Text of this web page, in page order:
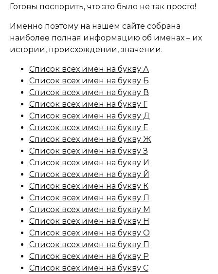
Готовы поспорить, что это было не так просто!
Именно поэтому на нашем сайте собрана
наиболее полная информацию об именах – их
истории, происхождении, значении.
Список всех имен на букву А
Список всех имен на букву Б
Список всех имен на букву В
Список всех имен на букву Г
Список всех имен на букву Д
Список всех имен на букву Е
Список всех имен на букву Ж
Список всех имен на букву З
Список всех имен на букву И
Список всех имен на букву Й
Список всех имен на букву К
Список всех имен на букву Л
Список всех имен на букву М
Список всех имен на букву Н
Список всех имен на букву О
Список всех имен на букву П
Список всех имен на букву Р
Список всех имен на букву С